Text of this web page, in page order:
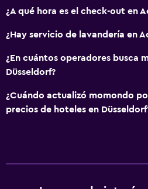
¿A qué hora es el check-out en
¿Hay servicio de lavandería en
¿En cuántos operadores busca
Düsseldorf?
¿Cuándo actualizó momondo
precios de hoteles en